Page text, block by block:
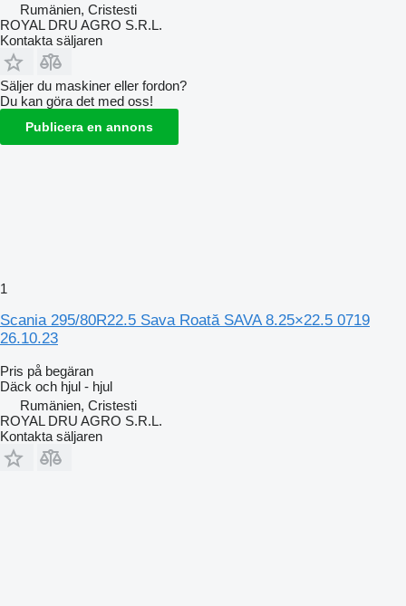
Rumänien, Cristesti
ROYAL DRU AGRO S.R.L.
Kontakta säljaren
Säljer du maskiner eller fordon?
Du kan göra det med oss!
Publicera en annons
1
Scania 295/80R22.5 Sava Roată SAVA 8.25×22.5 0719
26.10.23
Pris på begäran
Däck och hjul - hjul
Rumänien, Cristesti
ROYAL DRU AGRO S.R.L.
Kontakta säljaren